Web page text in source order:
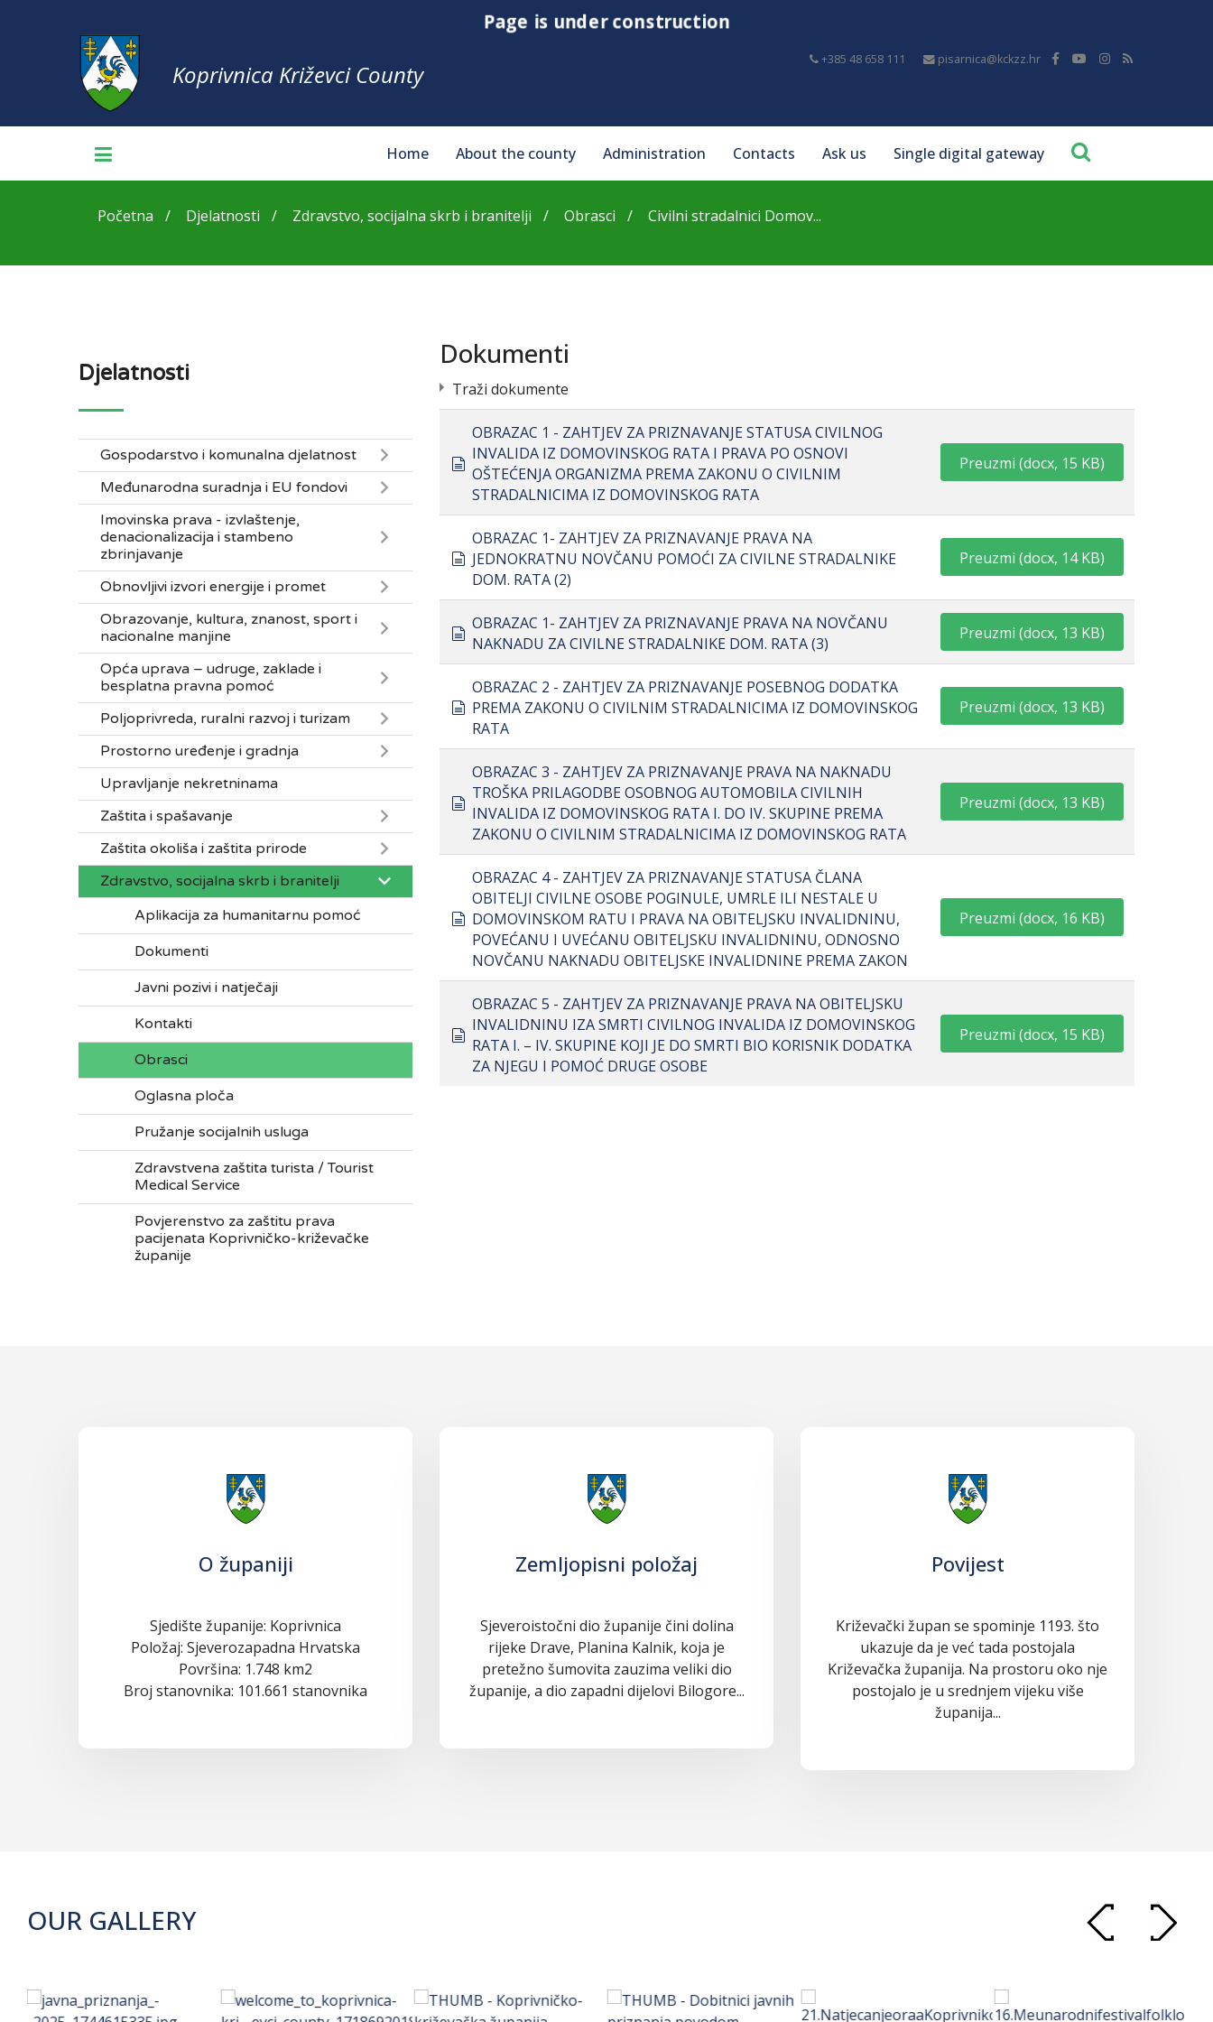
Page is under construction
+385 48 658 111 pisarnica@kckzz.hr
Koprivnica Križevci County
Home About the county Administration Contacts Ask us Single digital gateway
Početna Djelatnosti Zdravstvo, socijalna skrb i branitelji Obrasci Civilni stradalnici Domov...
Djelatnosti
Gospodarstvo i komunalna djelatnost
Međunarodna suradnja i EU fondovi
Imovinska prava - izvlaštenje,
denacionalizacija i stambeno
zbrinjavanje
Obnovljivi izvori energije i promet
Obrazovanje, kultura, znanost, sport i
nacionalne manjine
Opća uprava – udruge, zaklade i
besplatna pravna pomoć
Poljoprivreda, ruralni razvoj i turizam
Prostorno uređenje i gradnja
Upravljanje nekretninama
Zaštita i spašavanje
Zaštita okoliša i zaštita prirode
Zdravstvo, socijalna skrb i branitelji
Aplikacija za humanitarnu pomoć
Dokumenti
Javni pozivi i natječaji
Kontakti
Obrasci
Oglasna ploča
Pružanje socijalnih usluga
Zdravstvena zaštita turista / Tourist
Medical Service
Povjerenstvo za zaštitu prava
pacijenata Koprivničko-križevačke
županije
Dokumenti
Traži dokumente
document
OBRAZAC 1 - ZAHTJEV ZA PRIZNAVANJE STATUSA CIVILNOG
INVALIDA IZ DOMOVINSKOG RATA I PRAVA PO OSNOVI
OŠTEĆENJA ORGANIZMA PREMA ZAKONU O CIVILNIM
STRADALNICIMA IZ DOMOVINSKOG RATA
Preuzmi (docx, 15 KB)
document
OBRAZAC 1- ZAHTJEV ZA PRIZNAVANJE PRAVA NA
JEDNOKRATNU NOVČANU POMOĆI ZA CIVILNE STRADALNIKE
DOM. RATA (2)
Preuzmi (docx, 14 KB)
document
OBRAZAC 1- ZAHTJEV ZA PRIZNAVANJE PRAVA NA NOVČANU
NAKNADU ZA CIVILNE STRADALNIKE DOM. RATA (3)
Preuzmi (docx, 13 KB)
document
OBRAZAC 2 - ZAHTJEV ZA PRIZNAVANJE POSEBNOG DODATKA
PREMA ZAKONU O CIVILNIM STRADALNICIMA IZ DOMOVINSKOG
RATA
Preuzmi (docx, 13 KB)
document
OBRAZAC 3 - ZAHTJEV ZA PRIZNAVANJE PRAVA NA NAKNADU
TROŠKA PRILAGODBE OSOBNOG AUTOMOBILA CIVILNIH
INVALIDA IZ DOMOVINSKOG RATA I. DO IV. SKUPINE PREMA
ZAKONU O CIVILNIM STRADALNICIMA IZ DOMOVINSKOG RATA
Preuzmi (docx, 13 KB)
document
OBRAZAC 4 - ZAHTJEV ZA PRIZNAVANJE STATUSA ČLANA
OBITELJI CIVILNE OSOBE POGINULE, UMRLE ILI NESTALE U
DOMOVINSKOM RATU I PRAVA NA OBITELJSKU INVALIDNINU,
POVEĆANU I UVEĆANU OBITELJSKU INVALIDNINU, ODNOSNO
NOVČANU NAKNADU OBITELJSKE INVALIDNINE PREMA ZAKON
Preuzmi (docx, 16 KB)
document
OBRAZAC 5 - ZAHTJEV ZA PRIZNAVANJE PRAVA NA OBITELJSKU
INVALIDNINU IZA SMRTI CIVILNOG INVALIDA IZ DOMOVINSKOG
RATA I. – IV. SKUPINE KOJI JE DO SMRTI BIO KORISNIK DODATKA
ZA NJEGU I POMOĆ DRUGE OSOBE
Preuzmi (docx, 15 KB)
O županiji
Sjedište županije: Koprivnica
Položaj: Sjeverozapadna Hrvatska
Površina: 1.748 km2
Broj stanovnika: 101.661 stanovnika
Zemljopisni položaj
Sjeveroistočni dio županije čini dolina
rijeke Drave, Planina Kalnik, koja je
pretežno šumovita zauzima veliki dio
županije, a dio zapadni dijelovi Bilogore...
Povijest
Križevački župan se spominje 1193. što
ukazuje da je već tada postojala
Križevačka županija. Na prostoru oko nje
postojalo je u srednjem vijeku više
županija...
OUR GALLERY